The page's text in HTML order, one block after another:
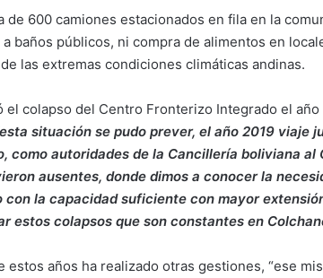
de 600 camiones estacionados en fila en la
baños públicos, ni compra de alimentos en
las extremas condiciones climáticas andinas.
el colapso del Centro Fronterizo Integrado el
situación se pudo prever, el año 2019 viaje
como autoridades de la Cancillería boliviana al
ausentes, donde dimos a conocer la
con la capacidad suficiente con mayor
estos colapsos que son constantes en
estos años ha realizado otras gestiones, “ese